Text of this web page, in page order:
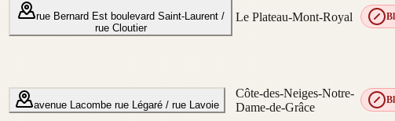
rue Bernard Est boulevard Saint-Laurent /
rue Cloutier
Le Plateau-Mont-Royal
avenue Lacombe rue Légaré / rue Lavoie
Côte-des-Neiges-Notre-
Dame-de-Grâce